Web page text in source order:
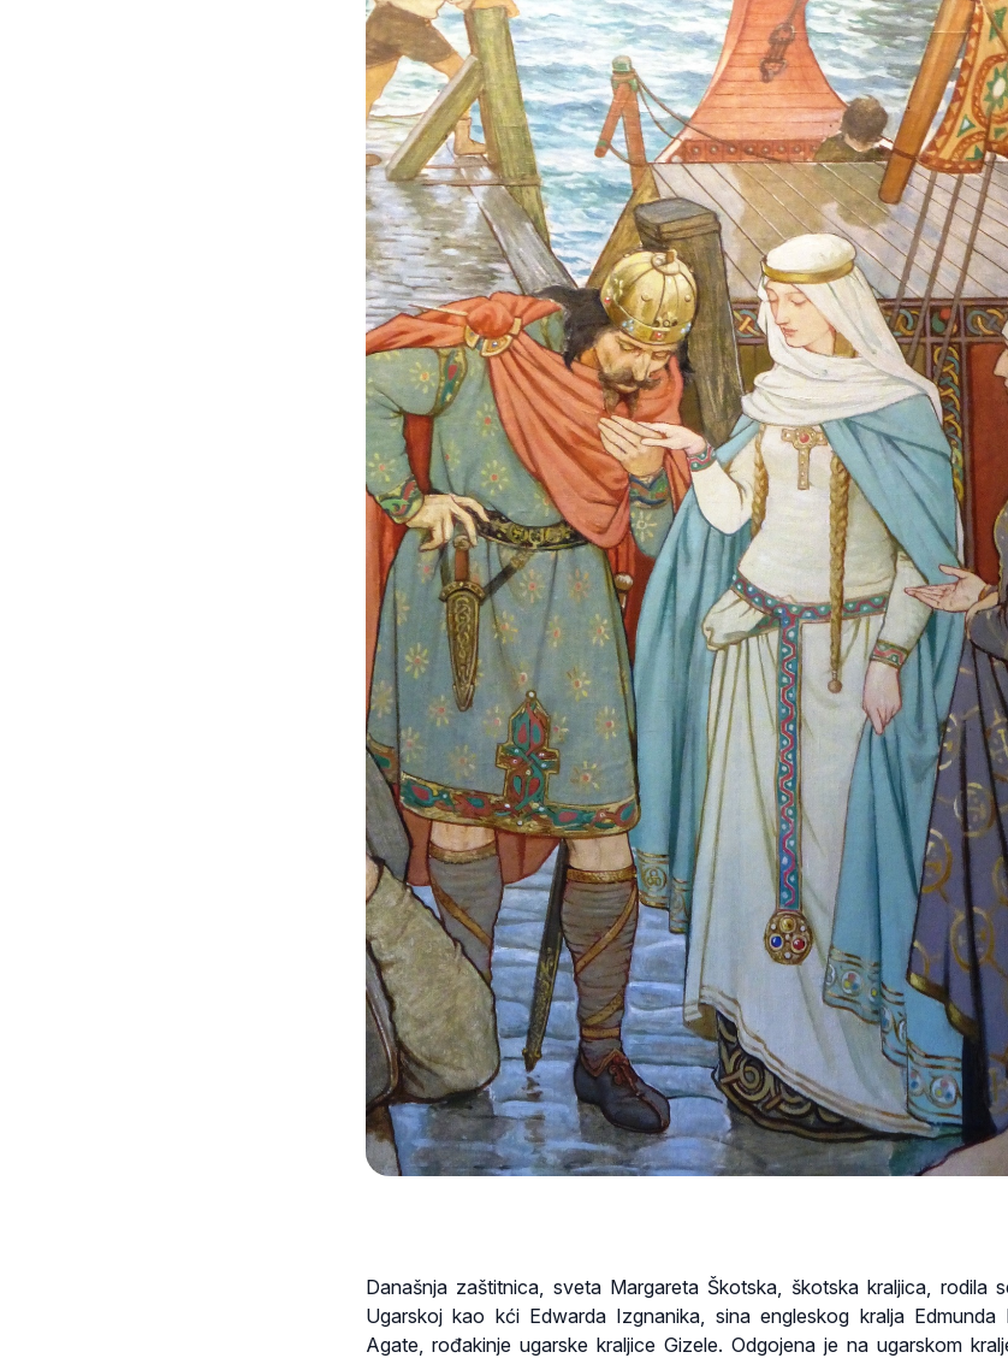
Današnja zaštitnica, sveta Margareta Škotska, škotska kraljica, rodila
Ugarskoj kao kći Edwarda Izgnanika, sina engleskog kralja
Agate, rođakinje ugarske kraljice Gizele. Odgojena je na ugarskom